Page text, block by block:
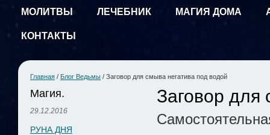
МОЛИТВЫ ЛЕЧЕБНИК МАГИЯ ДОМА
КОНТАКТЫ
Главная / Блог Ведьмы / Заговор для смыва негатива под водой
Магия.
29.12.2016
РУНА ДНЯ
Заговор для